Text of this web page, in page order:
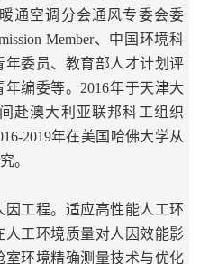
通空调分会通风专委会委
Member、中国环境科
委员、教育部人才计划评
编委等。2016年于天津大
赴澳大利亚联邦科工组织
2019年在美国哈佛大学从
。
工程。适应高性能人工环
工环境质量对人因效能影
环境精确测量技术与优化